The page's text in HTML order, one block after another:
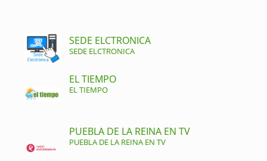
SEDE ELCTRONICA
SEDE ELCTRONICA
EL TIEMPO
EL TIEMPO
PUEBLA DE LA REINA EN TV
PUEBLA DE LA REINA EN TV